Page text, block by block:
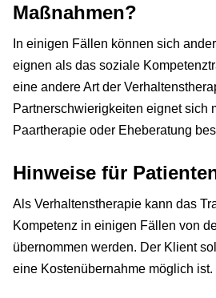
Maßnahmen?
In einigen Fällen können sich
eignen als das soziale
eine andere Art der
Partnerschwierigkeiten eignet sich
Paartherapie oder Eheberatung
Hinweise für
Als Verhaltenstherapie kann das
Kompetenz in einigen Fällen von
übernommen werden. Der Klient
eine Kostenübernahme möglich ist.